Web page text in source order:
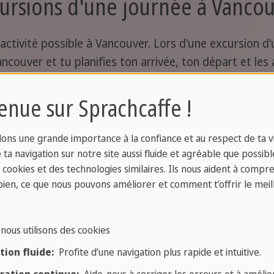
possible à Vancouver. Lors d'une excursion
et tu planifies ton arrivée, ton départ et
a beaucoup à offrir. Cependant, il y a aussi
lors d'une excursion d'une journée en dehors
a ses propres points forts, attractions et
à Vancouver.
journée dans la nature
sur Sprachcaffe !
une grande importance à la confiance et au respect de ta
navigation sur notre site aussi fluide et agréable que
cookies et des technologies similaires. Ils nous aident à
ce que nous pouvons améliorer et comment t’offrir le
utilisons des cookies
fluide:Profite d’une navigation plus rapide et intuitive.